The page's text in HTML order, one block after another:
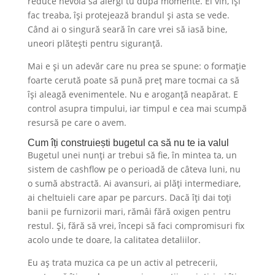
fac treaba, își protejează brandul și asta se vede.
Când ai o singură seară în care vrei să iasă bine,
uneori plătești pentru siguranță.
Mai e și un adevăr care nu prea se spune: o formație
foarte cerută poate să pună preț mare tocmai ca să
își aleagă evenimentele. Nu e aroganță neapărat. E
control asupra timpului, iar timpul e cea mai scumpă
resursă pe care o avem.
Cum îți construiești bugetul ca să nu te ia valul
Bugetul unei nunți ar trebui să fie, în mintea ta, un
sistem de cashflow pe o perioadă de câteva luni, nu
o sumă abstractă. Ai avansuri, ai plăți intermediare,
ai cheltuieli care apar pe parcurs. Dacă îți dai toți
banii pe furnizorii mari, rămâi fără oxigen pentru
restul. Și, fără să vrei, începi să faci compromisuri fix
acolo unde te doare, la calitatea detaliilor.
Eu aș trata muzica ca pe un activ al petrecerii,